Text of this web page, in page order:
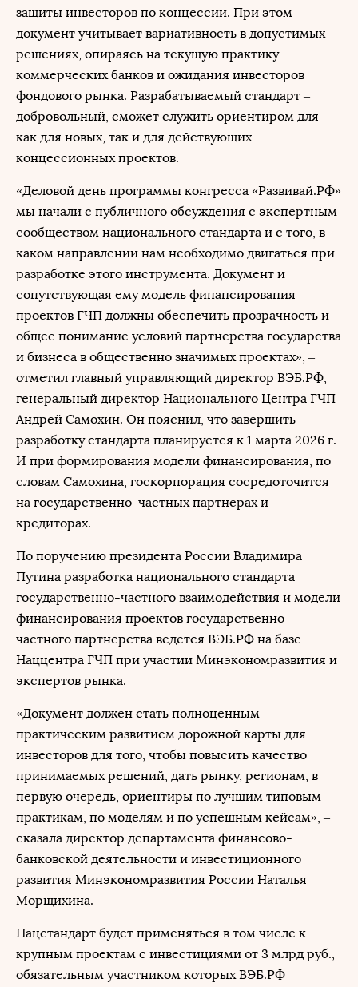
защиты инвесторов по концессии. При этом
документ учитывает вариативность в допустимых
решениях, опираясь на текущую практику
коммерческих банков и ожидания инвесторов
фондового рынка. Разрабатываемый стандарт –
добровольный, сможет служить ориентиром для
как для новых, так и для действующих
концессионных проектов.
«Деловой день программы конгресса «Развивай.РФ»
мы начали с публичного обсуждения с экспертным
сообществом национального стандарта и с того, в
каком направлении нам необходимо двигаться при
разработке этого инструмента. Документ и
сопутствующая ему модель финансирования
проектов ГЧП должны обеспечить прозрачность и
общее понимание условий партнерства государства
и бизнеса в общественно значимых проектах», –
отметил главный управляющий директор ВЭБ.РФ,
генеральный директор Национального Центра ГЧП
Андрей Самохин. Он пояснил, что завершить
разработку стандарта планируется к 1 марта 2026 г.
И при формирования модели финансирования, по
словам Самохина, госкорпорация сосредоточится
на государственно-частных партнерах и
кредиторах.
По поручению президента России Владимира
Путина разработка национального стандарта
государственно-частного взаимодействия и модели
финансирования проектов государственно-
частного партнерства ведется ВЭБ.РФ на базе
Наццентра ГЧП при участии Минэкономразвития и
экспертов рынка.
«Документ должен стать полноценным
практическим развитием дорожной карты для
инвесторов для того, чтобы повысить качество
принимаемых решений, дать рынку, регионам, в
первую очередь, ориентиры по лучшим типовым
практикам, по моделям и по успешным кейсам», –
сказала директор департамента финансово-
банковской деятельности и инвестиционного
развития Минэкономразвития России Наталья
Морщихина.
Нацстандарт будет применяться в том числе к
крупным проектам с инвестициями от 3 млрд руб.,
обязательным участником которых ВЭБ.РФ